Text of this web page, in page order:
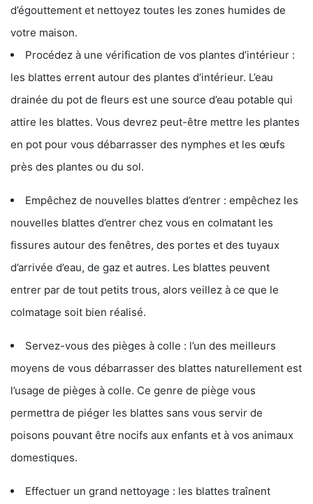
d’égouttement et nettoyez toutes les zones humides de
votre maison.
Procédez à une vérification de vos plantes d’intérieur :
les blattes errent autour des plantes d’intérieur. L’eau
drainée du pot de fleurs est une source d’eau potable qui
attire les blattes. Vous devrez peut-être mettre les plantes
en pot pour vous débarrasser des nymphes et les œufs
près des plantes ou du sol.
Empêchez de nouvelles blattes d’entrer : empêchez les
nouvelles blattes d’entrer chez vous en colmatant les
fissures autour des fenêtres, des portes et des tuyaux
d’arrivée d’eau, de gaz et autres. Les blattes peuvent
entrer par de tout petits trous, alors veillez à ce que le
colmatage soit bien réalisé.
Servez-vous des pièges à colle : l’un des meilleurs
moyens de vous débarrasser des blattes naturellement est
l’usage de pièges à colle. Ce genre de piège vous
permettra de piéger les blattes sans vous servir de
poisons pouvant être nocifs aux enfants et à vos animaux
domestiques.
Effectuer un grand nettoyage : les blattes traînent